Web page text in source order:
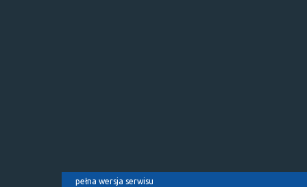
pełna wersja serwisu